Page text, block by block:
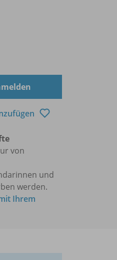
von
und
werden.
Ihrem